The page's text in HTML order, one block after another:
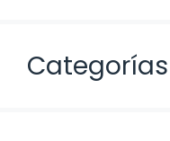
Categorías